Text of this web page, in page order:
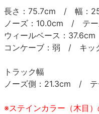
長さ：75.7cm / 幅：
ノーズ：10.0cm / テー
ウィールベース：37.6cm
コンケーブ：弱 / キッ
トラック幅
ノーズ側：21.3cm / テ
※ステインカラー（木目）